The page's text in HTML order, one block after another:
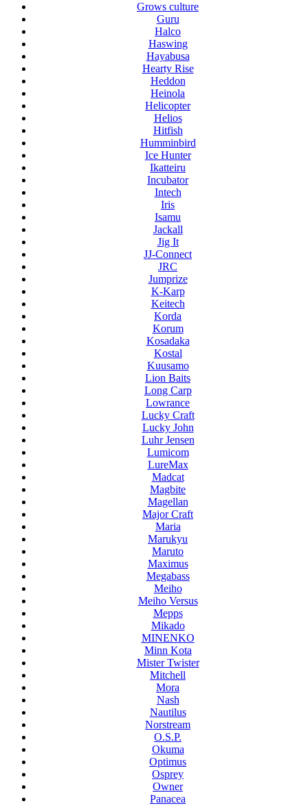
Grows culture
Guru
Halco
Haswing
Hayabusa
Hearty Rise
Heddon
Heinola
Helicopter
Helios
Hitfish
Humminbird
Ice Hunter
Ikatteiru
Incubator
Intech
Iris
Isamu
Jackall
Jig It
JJ-Connect
JRC
Jumprize
K-Karp
Keitech
Korda
Korum
Kosadaka
Kostal
Kuusamo
Lion Baits
Long Carp
Lowrance
Lucky Craft
Lucky John
Luhr Jensen
Lumicom
LureMax
Madcat
Magbite
Magellan
Major Craft
Maria
Marukyu
Maruto
Maximus
Megabass
Meiho
Meiho Versus
Mepps
Mikado
MINENKO
Minn Kota
Mister Twister
Mitchell
Mora
Nash
Nautilus
Norstream
O.S.P.
Okuma
Optimus
Osprey
Owner
Panacea